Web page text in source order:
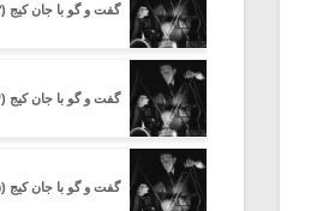
گفت و گو با جان کیج (۳)
گفت و گو با جان کیج (۴)
گفت و گو با جان کیج (۵)